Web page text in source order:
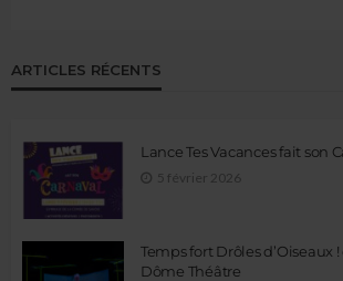
ARTICLES RÉCENTS
Lance Tes Vacances fait son
5 février 2026
Temps fort Drôles d’Oiseaux
Dôme Théâtre